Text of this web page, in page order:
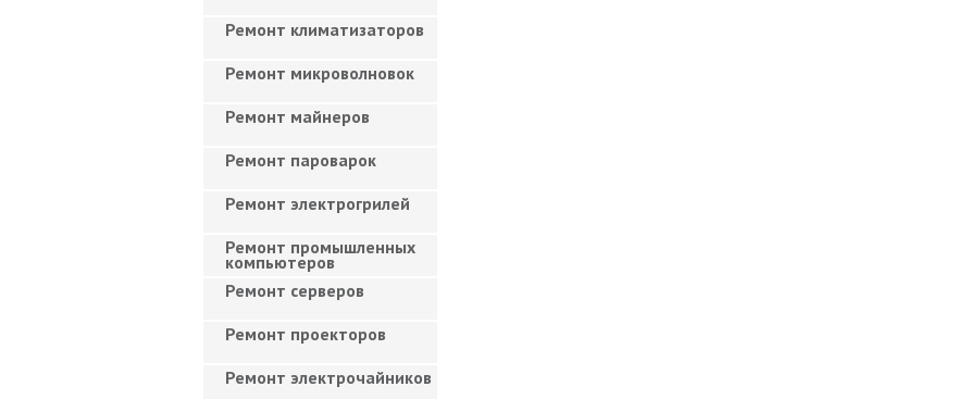
Ремонт климатизаторов
Ремонт микроволновок
Ремонт майнеров
Ремонт пароварок
Ремонт электрогрилей
Ремонт промышленных
компьютеров
Ремонт серверов
Ремонт проекторов
Ремонт электрочайников